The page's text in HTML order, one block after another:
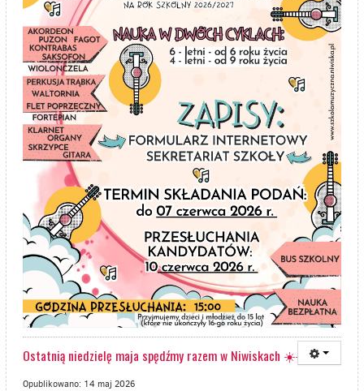
Ostatnią niedzielę maja spędźmy razem w Niwiskach ☀️☀️☀️
Opublikowano: 14 maj 2026